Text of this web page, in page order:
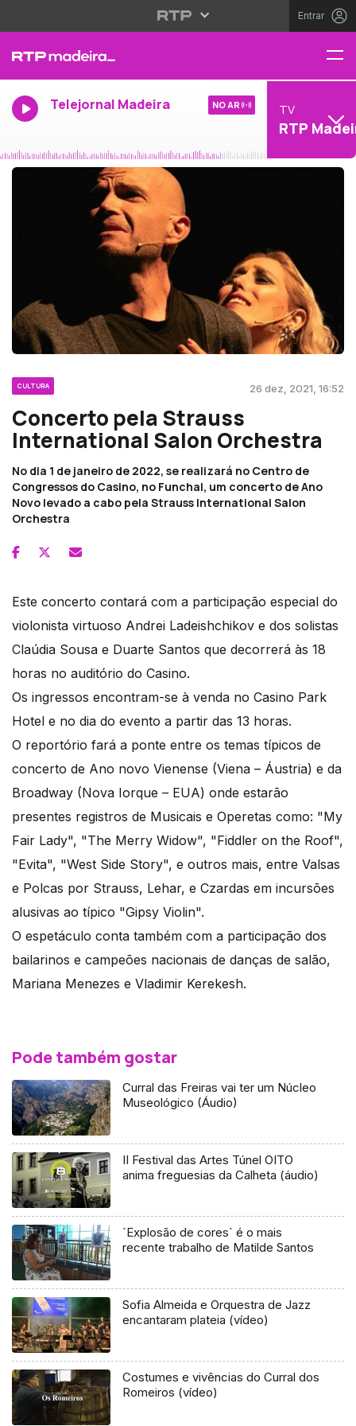
Entrar
Telejornal Madeira NO AR TV
RTP
CULTURA 26 dez, 2021, 16:52
Concerto pela Strauss
International Salon Orchestra
No dia 1 de janeiro de 2022, se realizará no Centro de
Congressos do Casino, no Funchal, um concerto de Ano
Novo levado a cabo pela Strauss International Salon
Orchestra
Este concerto contará com a participação especial do
violonista virtuoso Andrei Ladeishchikov e dos solistas
Claúdia Sousa e Duarte Santos que decorrerá às 18
horas no auditório do Casino.
Os ingressos encontram-se à venda no Casino Park
Hotel e no dia do evento a partir das 13 horas.
O reportório fará a ponte entre os temas típicos de
concerto de Ano novo Vienense (Viena – Áustria) e da
Broadway (Nova Iorque – EUA) onde estarão
presentes registros de Musicais e Operetas como: "My
Fair Lady", "The Merry Widow", "Fiddler on the Roof",
"Evita", "West Side Story", e outros mais, entre Valsas
e Polcas por Strauss, Lehar, e Czardas em incursões
alusivas ao típico "Gipsy Violin".
O espetáculo conta também com a participação dos
bailarinos e campeões nacionais de danças de salão,
Mariana Menezes e Vladimir Kerekesh.
Pode também gostar
Curral das Freiras vai ter um Núcleo
Museológico (Áudio)
II Festival das Artes Túnel OITO
anima freguesias da Calheta (áudio)
`Explosão de cores` é o mais
recente trabalho de Matilde Santos
Sofia Almeida e Orquestra de Jazz
encantaram plateia (vídeo)
Costumes e vivências do Curral dos
Romeiros (vídeo)